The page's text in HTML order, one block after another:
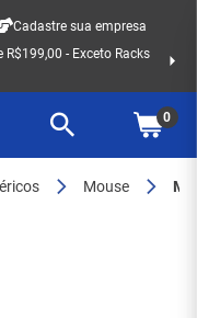
Cadastre sua empresa
- Exceto Racks
0
Mouse